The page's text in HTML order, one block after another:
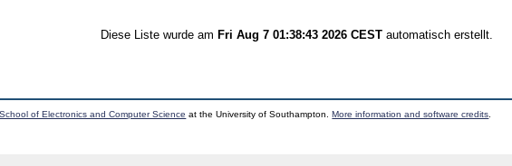
Diese Liste wurde am Fri Aug 7 01:38:43 2026 CEST automatisch erstellt.
School of Electronics and Computer Science at the University of Southampton.More information and software credits